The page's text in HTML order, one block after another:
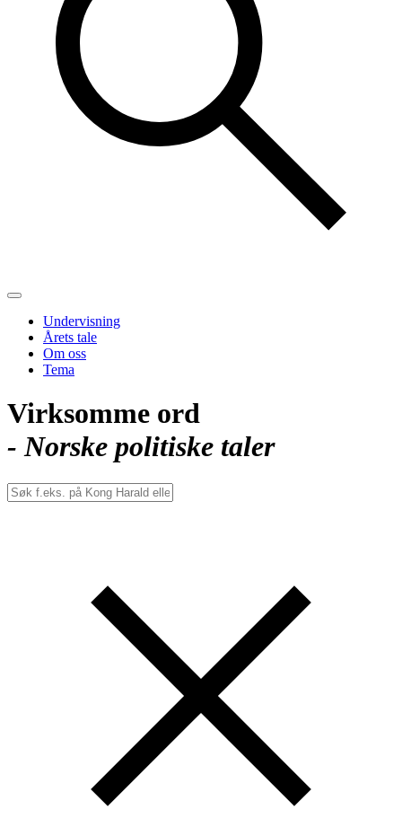
Undervisning
Årets tale
Om oss
Tema
Virksomme ord
- Norske politiske taler